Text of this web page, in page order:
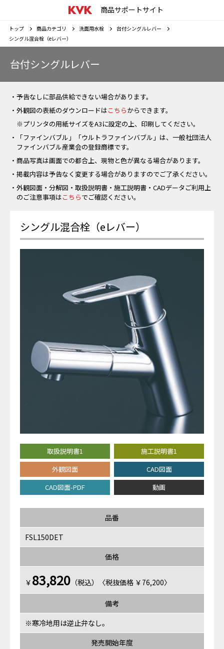
商品サポートサイト
トップ 商品カテゴリ 洗面用水栓
台付シングルレバー
シングル混合栓（eレバー）
台付シングルレバー
・予告なしに部品供給できない場合があります。
・外観図の表紙のダウンロードはこちらからできます。
※プリンタの用紙サイズをA3に設定の上、印刷してください。
・「ファインバブル」「ウルトラファインバブル」は、一般社団法人
ファインバブル産業会の登録商標です。
・商品写真は画面での都合上、現物と色が異なる場合があります。
・掲載内容は予告なく変更する場合がありますのでご了承ください。
・外観図面・分解図・取扱説明書・施工説明書・CADデータご利用上
のご注意事項はこちらでご確認ください。
シングル混合栓（eレバー）
取扱説明書1
施工説明書1
外観図面
CAD図面
CAD図面-PDF
動画
品番
FSL150DET
価格
￥ 83,820 （税込）〈税抜価格 ￥76,200〉
備考
※寒冷地用は逆止弁なし。
発売開始年度